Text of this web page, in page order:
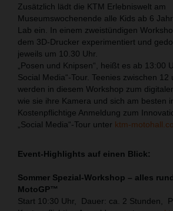
Zusätzlich lädt die KTM Erlebniswelt am
Museumswochenende alle Kids ab 6
Lab ein. In einem zweistündigen
dem 3D-Drucker experimentiert und
jeweils um 10.30 Uhr.
„Posen und Knipsen“, heißt es ab 13:00
Social Media“-Tour. Teenies zwischen 12
werden in diesem Workshop zum
wie sie ihre Kamera und sich am besten
Kostenpflichtige Anmeldung zum
„Social Media“-Tour unter ktm-
Event-Highlights auf einen Blick:
Sommer Spezial-Workshop – alles
MotoGP™
Start 10:30 Uhr, Dauer: ca. 2 Stunden,